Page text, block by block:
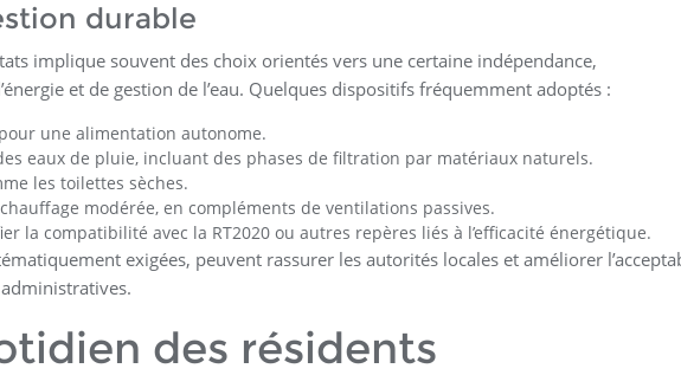
durable
implique souvent des choix orientés vers une certaine indépendance,
et de gestion de l’eau. Quelques dispositifs fréquemment adoptés :
une alimentation autonome.
eaux de pluie, incluant des phases de filtration par matériaux naturels.
les toilettes sèches.
modérée, en compléments de ventilations passives.
la compatibilité avec la RT2020 ou autres repères liés à l’efficacité énergétique.
exigées, peuvent rassurer les autorités locales et améliorer
des résidents